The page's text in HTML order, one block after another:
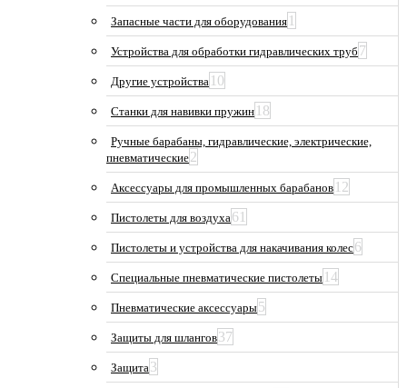
Запасные части для оборудования 1
Устройства для обработки гидравлических труб 7
Другие устройства 10
Станки для навивки пружин 18
Ручные барабаны, гидравлические, электрические,
пневматические2
Аксессуары для промышленных барабанов 12
Пистолеты для воздуха61
Пистолеты и устройства для накачивания колес6
Специальные пневматические пистолеты 14
Пневматические аксессуары5
Защиты для шлангов37
Защита3